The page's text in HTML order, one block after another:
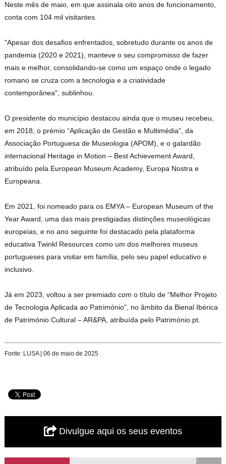
Neste mês de maio, em que assinala oito anos de funcionamento,
conta com 104 mil visitantes.
"Apesar dos desafios enfrentados, sobretudo durante os anos de
pandemia (2020 e 2021), manteve o seu compromisso de fazer
mais e melhor, consolidando-se como um espaço onde o legado
romano se cruza com a tecnologia e a criatividade
contemporânea", sublinhou.
O presidente do município destacou ainda que o museu recebeu,
em 2018, o prémio “Aplicação de Gestão e Multimédia”, da
Associação Portuguesa de Museologia (APOM), e o galardão
internacional Heritage in Motion – Best Achievement Award,
atribuído pela European Museum Academy, Europa Nostra e
Europeana.
Em 2021, foi nomeado para os EMYA – European Museum of the
Year Award, uma das mais prestigiadas distinções museológicas
europeias, e no ano seguinte foi destacado pela plataforma
educativa Twinkl Resources como um dos melhores museus
portugueses para visitar em família, pelo seu papel educativo e
inclusivo.
Já em 2023, voltou a ser premiado com o título de “Melhor Projeto
de Tecnologia Aplicada ao Património”, no âmbito da Bienal Ibérica
de Património Cultural – AR&PA, atribuída pelo Património.pt.
Fonte: LUSA | 06 de maio de 2025
Divulgue aqui os seus eventos